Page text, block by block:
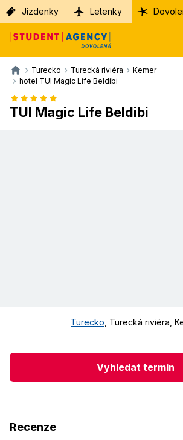
Jízdenky Letenky
Turecko Turecká riviéra
Kemer
hotel TUI Magic Life Beldibi
TUI Magic Life Beldibi
Turecko Turecká riviéra
Vyhledat termín
Recenze